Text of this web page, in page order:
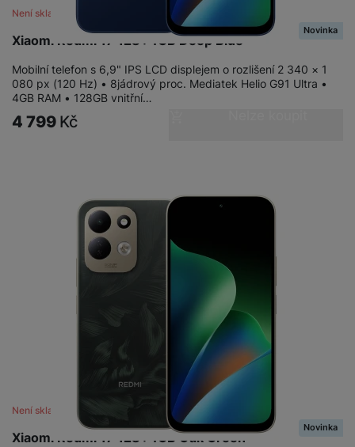
Xiaomi Redmi 17 128+4GB Deep Blue
Není skladem
Novinka
Mobilní telefon s 6,9" IPS LCD displejem o rozlišení 2 340 × 1
080 px (120 Hz) • 8jádrový proc. Mediatek Helio G91 Ultra •
4GB RAM • 128GB vnitřní…
4 799 Kč
Xiaomi Redmi 17 128+4GB Oak Green
Není skladem
Novinka